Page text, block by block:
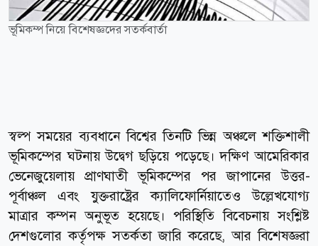
ভূমিকম্প নিয়ে বিশেষজ্ঞদের সতর্কবার্তা
স্বল্প সময়ের ব্যবধানে বিশ্বের তিনটি ভিন্ন অঞ্চলে শক্তিশালী
ভূমিকম্পের ঘটনায় উদ্বেগ ছড়িয়ে পড়েছে। দক্ষিণ আমেরিকার
ভেনেজুয়েলায় প্রাণঘাতী ভূমিকম্পের পর জাপানের উত্তর-
পূর্বাঞ্চল এবং যুক্তরাষ্ট্রের ক্যালিফোর্নিয়াতেও উল্লেখযোগ্য
মাত্রার কম্পন অনুভূত হয়েছে। পরিস্থিতি বিবেচনায় সংশ্লিষ্ট
দেশগুলোর কর্তৃপক্ষ সতর্কতা জারি করেছে, আর বিশেষজ্ঞরা